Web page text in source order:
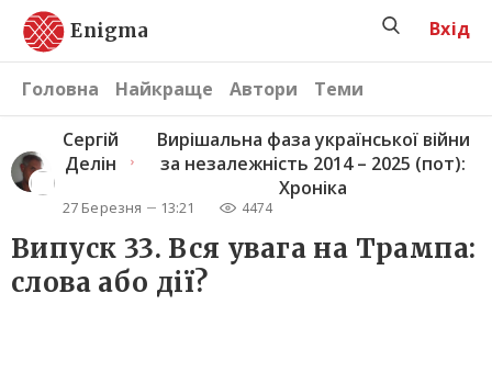
Enigma
Головна Найкраще Автори Теми
Вхід
Сергiй
Делін
Вирішальна фаза української війни
за незалежність 2014 – 2025 (пот):
Хроніка
27 Березня 13:21 4474
Випуск 33. Вся увага на Трампа:
слова або дії?